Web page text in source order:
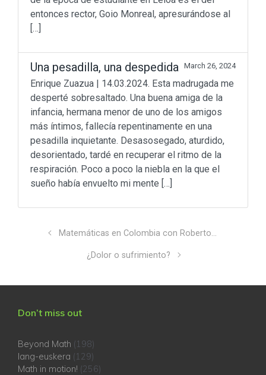
entonces rector, Goio Monreal, apresurándose al
[…]
Una pesadilla, una despedida March 26, 2024
Enrique Zuazua | 14.03.2024. Esta madrugada me
desperté sobresaltado. Una buena amiga de la
infancia, hermana menor de uno de los amigos
más íntimos, fallecía repentinamente en una
pesadilla inquietante. Desasosegado, aturdido,
desorientado, tardé en recuperar el ritmo de la
respiración. Poco a poco la niebla en la que el
sueño había envuelto mi mente […]
Matemáticas en Colombia con Roberto…
¿Dolor o sufrimiento?
Don’t miss out
Beyond Math (198)
lang-euskera (129)
Math in motion! (256)